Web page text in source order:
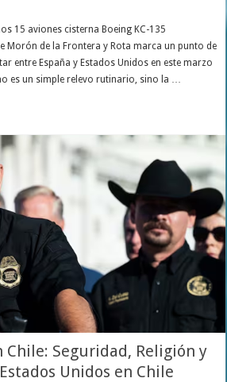
15 aviones cisterna Boeing KC-135
Morón de la Frontera y Rota marca un punto de
entre España y Estados Unidos en este marzo
es un simple relevo rutinario, sino la …
Chile: Seguridad, Religión y
Unidos en Chile